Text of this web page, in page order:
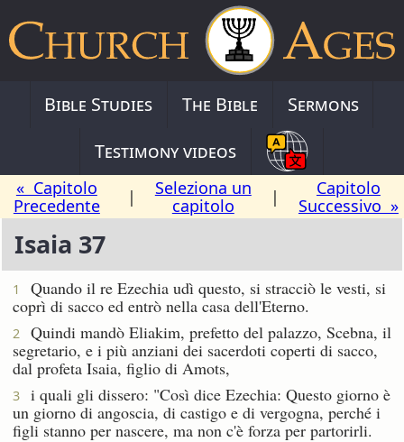
Bible Studies The Bible
Sermons
Testimony videos
« Capitolo
Precedente
|
Seleziona un
capitolo
|
Capitolo
Successivo »
Isaia 37
1
Quando il re Ezechia udì questo, si stracciò le vesti, si
coprì di sacco ed entrò nella casa dell'Eterno.
2
Quindi mandò Eliakim, prefetto del palazzo, Scebna, il
segretario, e i più anziani dei sacerdoti coperti di sacco,
dal profeta Isaia, figlio di Amots,
3
i quali gli dissero: "Così dice Ezechia: Questo giorno è
un giorno di angoscia, di castigo e di vergogna, perché i
figli stanno per nascere, ma non c'è forza per partorirli.